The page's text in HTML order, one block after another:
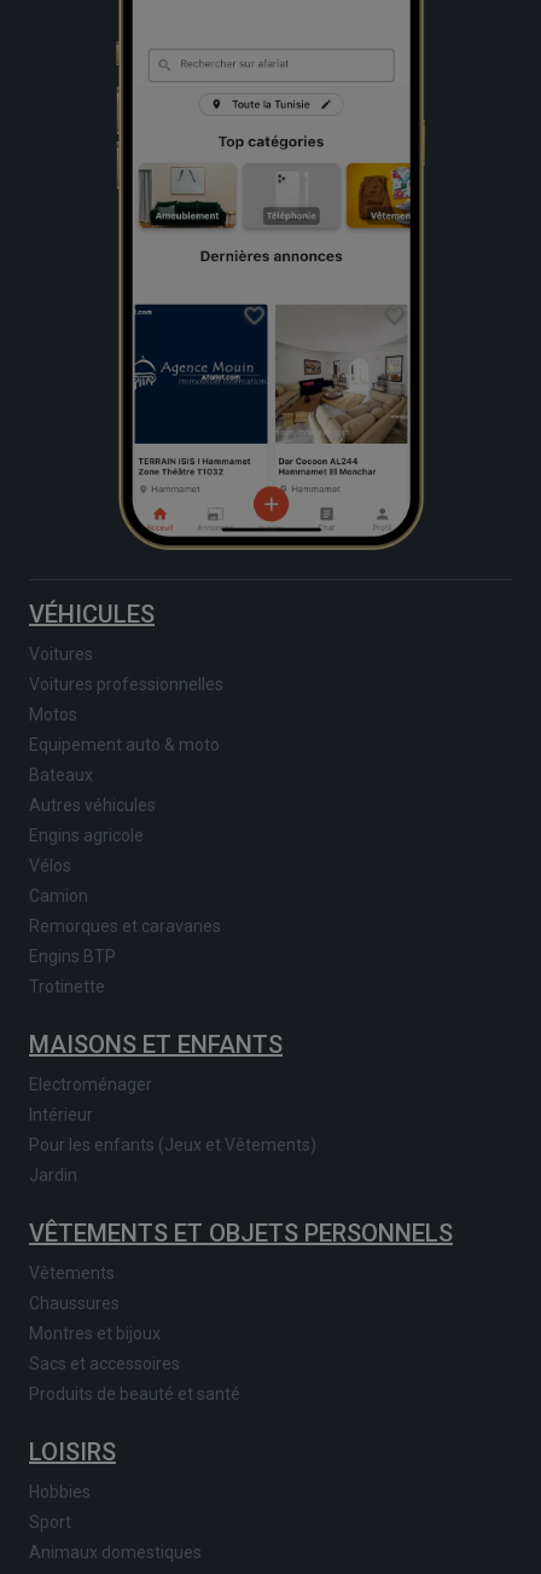
VÉHICULES
Voitures
Voitures professionnelles
Motos
Equipement auto & moto
Bateaux
Autres véhicules
Engins agricole
Vélos
Camion
Remorques et caravanes
Engins BTP
Trotinette
MAISONS ET ENFANTS
Electroménager
Intérieur
Pour les enfants (Jeux et Vêtements)
Jardin
VÊTEMENTS ET OBJETS PERSONNELS
Vêtements
Chaussures
Montres et bijoux
Sacs et accessoires
Produits de beauté et santé
LOISIRS
Hobbies
Sport
Animaux domestiques